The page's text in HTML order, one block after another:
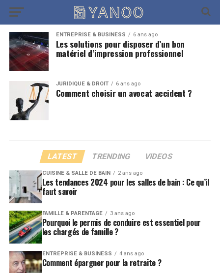
ENTREPRISE & BUSINESS 6 ans ago
Les solutions pour disposer d’un bon
matériel d’impression professionnel
JURIDIQUE & DROIT 6 ans ago
Comment choisir un avocat accident ?
LATEST TRENDING VIDEOS
CUISINE & SALLE DE BAIN 2 ans ago
Les tendances 2024 pour les salles de bain : Ce qu’il
faut savoir
FAMILLE & PARENTAGE 3 ans ago
Pourquoi le permis de conduire est essentiel pour
les chargés de famille ?
ENTREPRISE & BUSINESS 4 ans ago
Comment épargner pour la retraite ?